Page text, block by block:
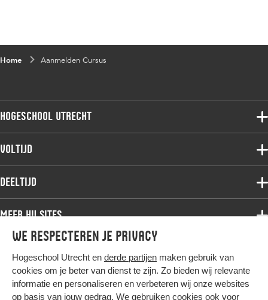
We respecteren je privacy
Hogeschool Utrecht en derde partijen maken gebruik van
cookies om je beter van dienst te zijn. Zo bieden wij relevante
informatie en personaliseren en verbeteren wij onze websites
op basis van jouw gedrag. We gebruiken cookies ook voor
Home Aanmelden Cursus
Hogeschool Utrecht
Voltijdopleidingen
Deeltijdopleidingen
Onderzoek
Werken bij de HU
Contact
Voltijd
Associate degree
Bachelor
Master
Studiekeuze voltijd
Deeltijd
Associate degree
Bachelor
Master
Post-master
Meer HU sites
HU International
HU Bibliotheek
HU Ontwikkelt
Hier komt alles samen